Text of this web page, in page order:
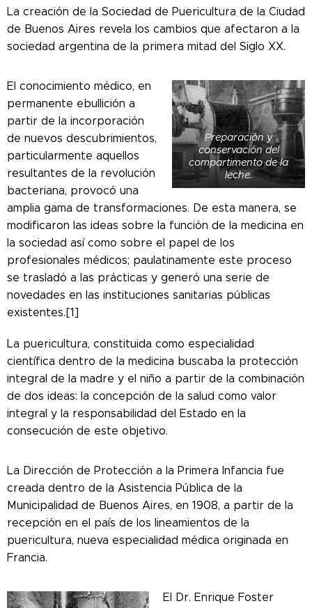
La creación de la Sociedad de Puericultura de la Ciudad
de Buenos Aires revela los cambios que afectaron a la
sociedad argentina de la primera mitad del Siglo XX.
Preparación y
conservación del
compartimento de la
leche.
El conocimiento médico, en
permanente ebullición a
partir de la incorporación
de nuevos descubrimientos,
particularmente aquellos
resultantes de la revolución
bacteriana, provocó una
amplia gama de transformaciones. De esta manera, se
modificaron las ideas sobre la función de la medicina en
la sociedad así como sobre el papel de los
profesionales médicos; paulatinamente este proceso
se trasladó a las prácticas y generó una serie de
novedades en las instituciones sanitarias públicas
existentes.[1]
La puericultura, constituida como especialidad
científica dentro de la medicina buscaba la protección
integral de la madre y el niño a partir de la combinación
de dos ideas: la concepción de la salud como valor
integral y la responsabilidad del Estado en la
consecución de este objetivo.
La Dirección de Protección a la Primera Infancia fue
creada dentro de la Asistencia Pública de la
Municipalidad de Buenos Aires, en 1908, a partir de la
recepción en el país de los lineamientos de la
puericultura, nueva especialidad médica originada en
Francia.
El Dr. Enrique Foster